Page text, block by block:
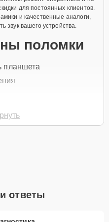
для постоянных клиентов.
и качественные аналоги,
звук вашего устройства.
поломки
планшета
ответы